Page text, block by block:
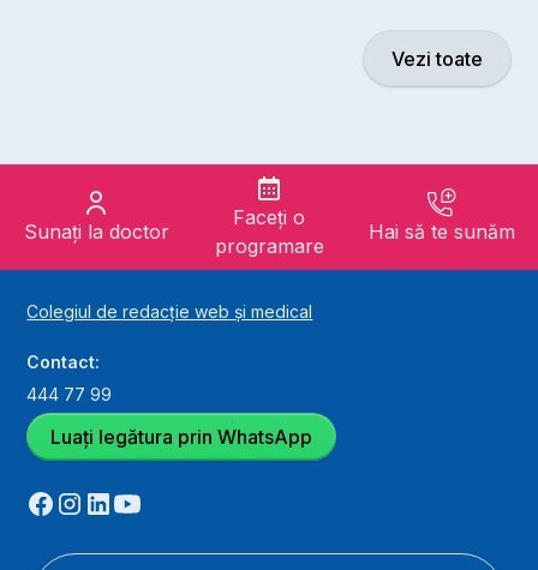
Vezi toate
Sunați la doctor
Faceți o
programare
Hai să te sunăm
Colegiul de redacție web și medical
Contact:
444 77 99
Luați legătura prin WhatsApp